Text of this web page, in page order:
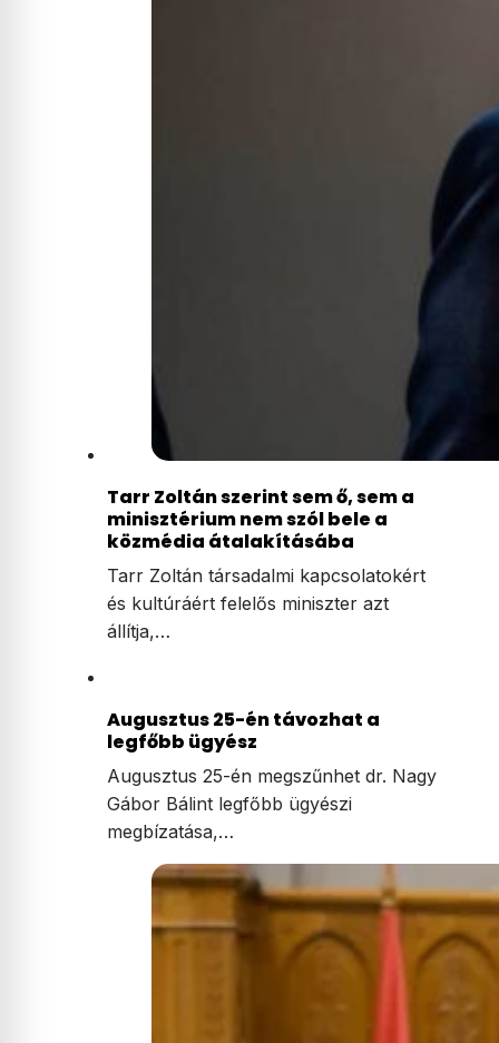
Tarr Zoltán szerint sem ő, sem a
minisztérium nem szól bele a
közmédia átalakításába
Tarr Zoltán társadalmi kapcsolatokért
és kultúráért felelős miniszter azt
állítja,…
Augusztus 25-én távozhat a
legfőbb ügyész
Augusztus 25-én megszűnhet dr. Nagy
Gábor Bálint legfőbb ügyészi
megbízatása,…